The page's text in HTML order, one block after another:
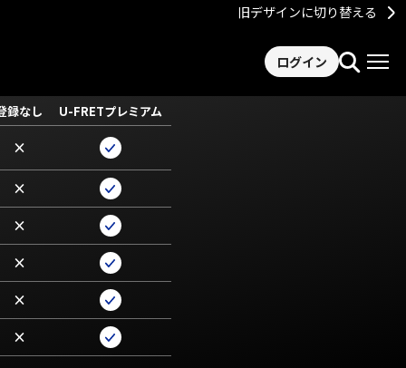
旧デザインに切り替える
ログイン
録なし U-FRETプレミアム
×
×
×
×
×
×